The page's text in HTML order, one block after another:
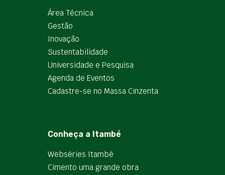
Área Técnica
Gestão
Inovação
Sustentabilidade
Universidade e Pesquisa
Agenda de Eventos
Cadastre-se no Massa Cinzenta
Conheça a Itambé
Webséries Itambé
Cimento uma grande obra